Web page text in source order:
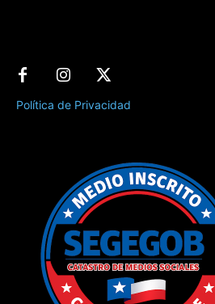
Política de Privacidad